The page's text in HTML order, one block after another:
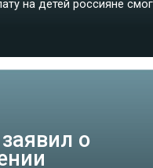
на детей россияне
о